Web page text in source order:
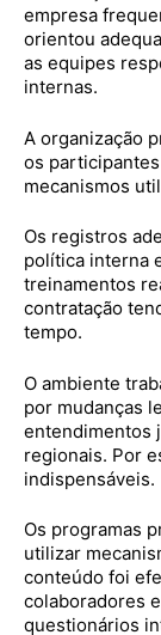
empresa
orientou
as equipes
internas.
A organização
os
mecanismos
Os registros
política interna
treinamentos
contratação
tempo.
O ambiente
por mudanças
entendimentos
regionais. Por
indispensáveis.
Os programas
utilizar
conteúdo foi
colaboradores
questionários